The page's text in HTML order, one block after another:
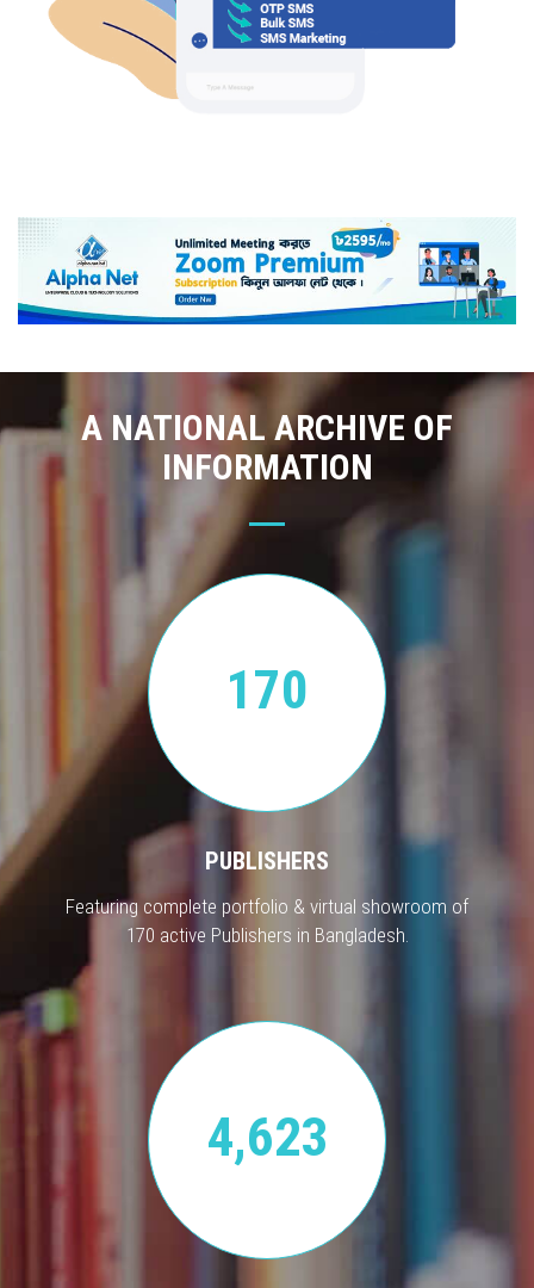
A NATIONAL ARCHIVE OF
INFORMATION
170
PUBLISHERS
Featuring complete portfolio & virtual showroom of
170 active Publishers in Bangladesh.
4,623